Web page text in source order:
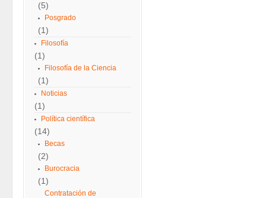
(5)
Posgrado
(1)
Filosofía
(1)
Filosofía de la Ciencia
(1)
Noticias
(1)
Política científica
(14)
Becas
(2)
Burocracia
(1)
Contratación de